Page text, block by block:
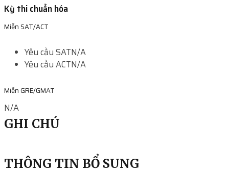
Kỳ thi chuẩn hóa
Miễn SAT/ACT
Yêu cầu SATN/A
Yêu cầu ACTN/A
Miễn GRE/GMAT
N/A
THÔNG TIN BỔ SUNG
GHI CHÚ